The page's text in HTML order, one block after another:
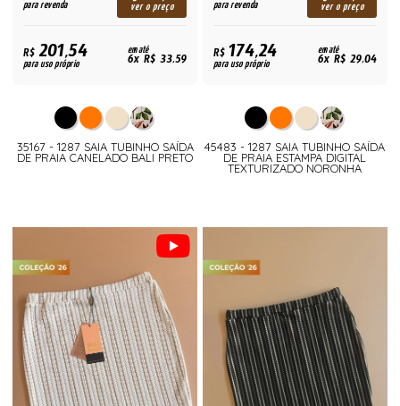
para revenda
ver o preço
R$201,54
para uso próprio
em até
6x R$ 33,59
35167 - 1287 SAIA TUBINHO SAÍDA
DE PRAIA CANELADO BALI PRETO
para revenda
ver o preço
R$174,24
para uso próprio
em até
6x R$ 29,04
45483 - 1287 SAIA TUBINHO SAÍDA
DE PRAIA ESTAMPA DIGITAL
TEXTURIZADO NORONHA